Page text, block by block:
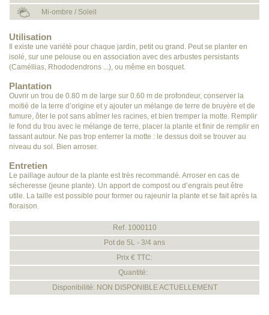
Mi-ombre / Soleil
Utilisation
Il existe une variété pour chaque jardin, petit ou grand. Peut se planter en
isolé, sur une pelouse ou en association avec des arbustes persistants
(Caméllias, Rhododendrons ...), ou même en bosquet.
Plantation
Ouvrir un trou de 0.80 m de large sur 0.60 m de profondeur, conserver la
moitié de la terre d’origine et y ajouter un mélange de terre de bruyère et de
fumure, ôter le pot sans abîmer les racines, et bien tremper la motte. Remplir
le fond du trou avec le mélange de terre, placer la plante et finir de remplir en
tassant autour. Ne pas trop enterrer la motte : le dessus doit se trouver au
niveau du sol. Bien arroser.
Entretien
Le paillage autour de la plante est très recommandé. Arroser en cas de
sécheresse (jeune plante). Un apport de compost ou d’engrais peut être
utile. La taille est possible pour former ou rajeunir la plante et se fait après la
floraison.
Ref. 1000110
Pot de 5L - 3/4 ans
Prix € TTC:
Quantité:
Disponibilité: NON DISPONIBLE ACTUELLEMENT